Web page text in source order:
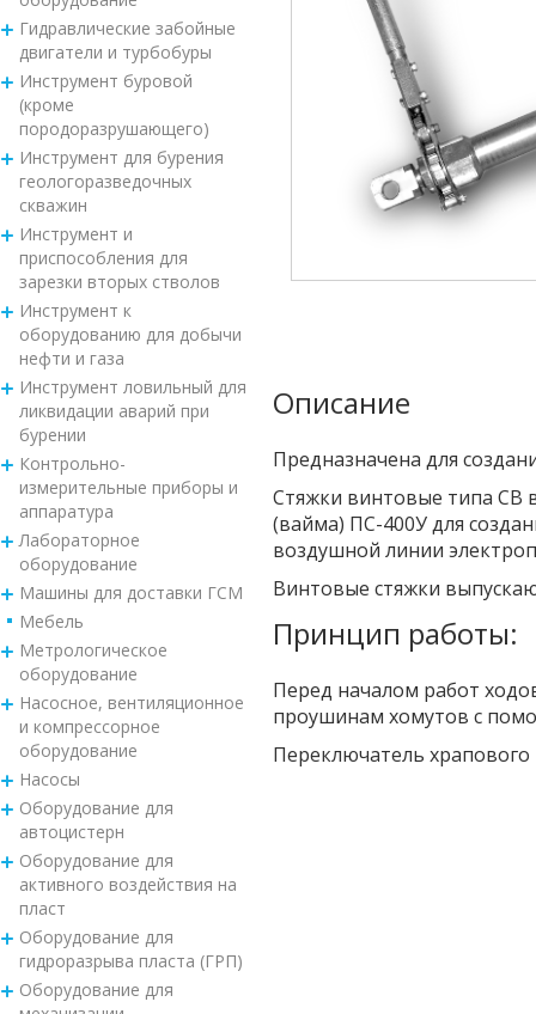
Гидравлические забойные
двигатели и турбобуры
Инструмент буровой
(кроме
породоразрушающего)
Инструмент для бурения
геологоразведочных
скважин
Инструмент и
приспособления для
зарезки вторых стволов
Инструмент к
оборудованию для добычи
нефти и газа
Инструмент ловильный для
ликвидации аварий при
бурении
Контрольно-
измерительные приборы и
аппаратура
Лабораторное
оборудование
Машины для доставки ГСМ
Мебель
Метрологическое
оборудование
Насосное, вентиляционное
и компрессорное
оборудование
Насосы
Оборудование для
автоцистерн
Оборудование для
активного воздействия на
пласт
Оборудование для
гидроразрыва пласта (ГРП)
Оборудование для
Описание
Предназначена для
Стяжки винтовые типа СВ
(вайма) ПС-400У для
воздушной линии
Винтовые стяжки
Принцип работы:
Перед началом работ
проушинам хомутов с
Переключатель